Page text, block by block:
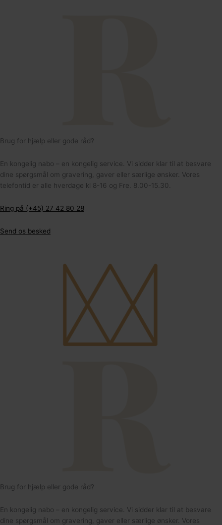
164
124
Brug for hjælp eller gode råd?
En kongelig nabo – en kongelig service. Vi sidder klar til at besvare
dine spørgsmål om gravering, gaver eller særlige ønsker. Vores
telefontid er alle hverdage kl 8-16 og Fre. 8.00-15.30.
Ring på (+45) 27 42 80 28
Send os besked
Brug for hjælp eller gode råd?
En kongelig nabo – en kongelig service. Vi sidder klar til at besvare
dine spørgsmål om gravering, gaver eller særlige ønsker. Vores